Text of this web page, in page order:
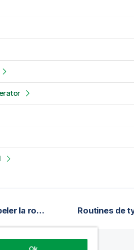
Exécuter les Jobs pour appeler la routine Routines de